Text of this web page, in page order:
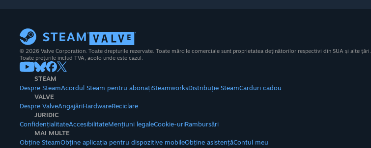
© 2026 Valve Corporation. Toate drepturile rezervate. Toate mărcile comerciale sunt proprietatea deținătorilor respectivi din SUA și alte țări.
Toate prețurile includ TVA, acolo unde este cazul.
STEAM
Despre SteamAcordul Steam pentru abonațiSteamworksDistribuție SteamCarduri cadou
VALVE
Despre ValveAngajăriHardwareReciclare
JURIDIC
ConfidențialitateAccesibilitateMențiuni legaleCookie-uriRambursări
MAI MULTE
Obține SteamObține aplicația pentru dispozitive mobileObține asistențăContul meu